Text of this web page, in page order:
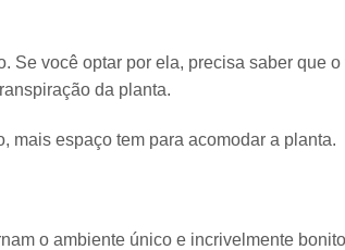
Se você optar por ela, precisa saber que o
da planta.
mais espaço tem para acomodar a planta.
o ambiente único e incrivelmente